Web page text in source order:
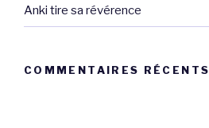
Anki tire sa révérence
COMMENTAIRES RÉCENTS